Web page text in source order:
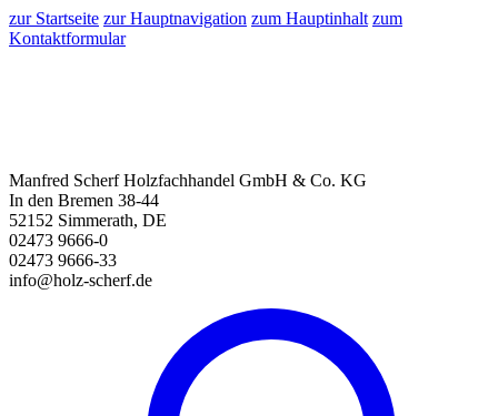
zur Startseite zur Hauptnavigation zum Hauptinhalt zum
Kontaktformular
Manfred Scherf Holzfachhandel GmbH & Co. KG
In den Bremen 38-44
52152 Simmerath, DE
02473 9666-0
02473 9666-33
info@holz-scherf.de